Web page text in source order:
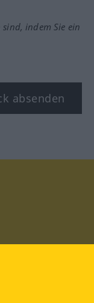
sind, indem Sie ein
absenden